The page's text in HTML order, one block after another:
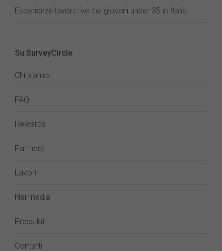
Esperienze lavorative dei giovani under 35 in Italia
Su SurveyCircle
Chi siamo
FAQ
Rewards
Partners
Lavori
Nei media
Press kit
Contatti